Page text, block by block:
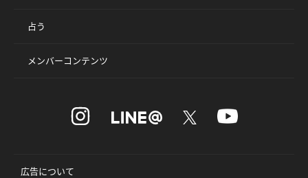
占う
メンバーコンテンツ
広告について